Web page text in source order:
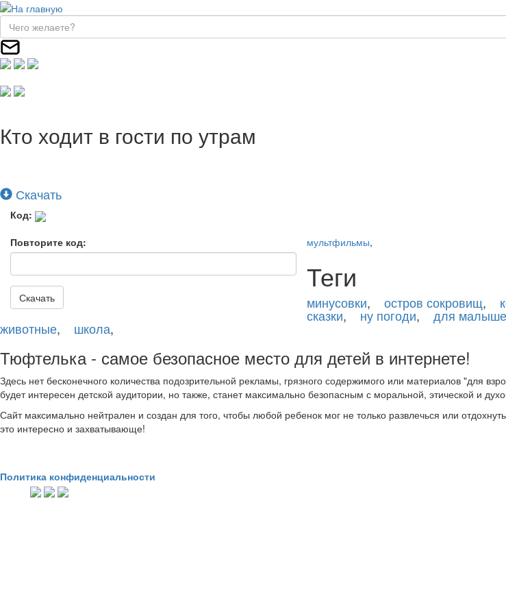
Кто ходит в гости по утрам
Скачать
Код:
Повторите код:
Скачать
мультфильмы,
Теги
минусовки, остров сокровищ,
сказки, ну погоди, для
животные, школа,
Тюфтелька - самое безопасное место для детей в интернете!
Здесь нет бесконечного количества подозрительной рекламы, грязного содержимого или материалов "для
будет интересен детской аудитории, но также, станет максимально безопасным с моральной, этической и
Сайт максимально нейтрален и создан для того, чтобы любой ребенок мог не только развлечься или
это интересно и захватывающе!
Политика конфиденциальности